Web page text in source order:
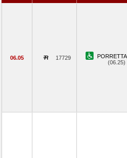
06.05 17729
(06.25)